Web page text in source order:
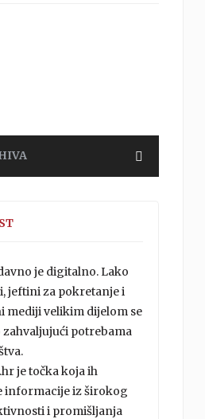
je digitalno. Lako
jeftini za pokretanje i
mediji velikim dijelom se
potrebama
je točka koja ih
informacije iz širokog
i promišljanja